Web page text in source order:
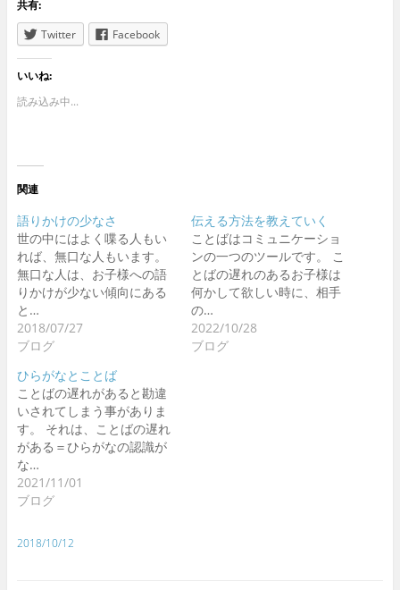
共有:
Twitter
Facebook
いいね:
読み込み中...
関連
語りかけの少なさ
世の中にはよく喋る人もい
れば、無口な人もいます。
無口な人は、お子様への語
りかけが少ない傾向にある
と…
2018/07/27
ブログ
伝える方法を教えていく
ことばはコミュニケーショ
ンの一つのツールです。 こ
とばの遅れのあるお子様は
何かして欲しい時に、相手
の…
2022/10/28
ブログ
ひらがなとことば
ことばの遅れがあると勘違
いされてしまう事がありま
す。 それは、ことばの遅れ
がある＝ひらがなの認識が
な…
2021/11/01
ブログ
2018/10/12